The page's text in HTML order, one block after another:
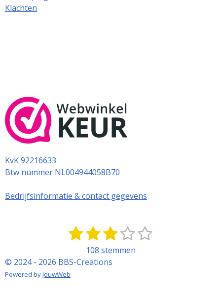
Klachten
KvK 92216633
Btw nummer NL004944058B70
Bedrijfsinformatie & contact gegevens
i
n
1
t
e
2
s
t
3
s
t
4
s
5
108 stemmen
© 2024 - 2026 BBS-Creations
Powered byJouwWeb